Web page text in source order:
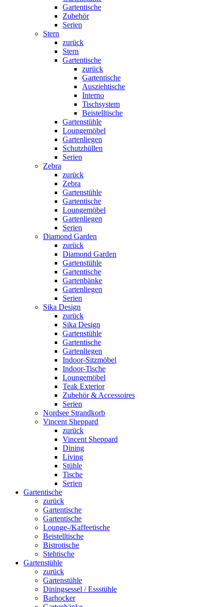
Gartentische
Zubehör
Serien
Stern
zurück
Stern
Gartentische
zurück
Gartentische
Ausziehtische
Interno
Tischsystem
Beistelltische
Gartenstühle
Loungemöbel
Gartenliegen
Schutzhüllen
Serien
Zebra
zurück
Zebra
Gartenstühle
Gartentische
Loungemöbel
Gartenliegen
Serien
Diamond Garden
zurück
Diamond Garden
Gartenstühle
Gartentische
Gartenbänke
Gartenliegen
Serien
Sika Design
zurück
Sika Design
Gartenstühle
Gartentische
Gartenliegen
Indoor-Sitzmöbel
Indoor-Tische
Loungemöbel
Teak Exterior
Zubehör & Accessoires
Serien
Nordsee Strandkorb
Vincent Sheppard
zurück
Vincent Sheppard
Dining
Living
Stühle
Tische
Serien
Gartentische
zurück
Gartentische
Gartentische
Lounge-/Kaffeetische
Beistelltische
Bistrotische
Stehtische
Gartenstühle
zurück
Gartenstühle
Diningsessel / Essstühle
Barhocker